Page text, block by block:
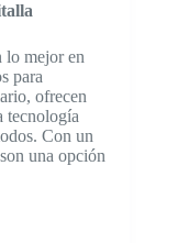
lo mejor en
para
ofrecen
tecnología
Con un
una opción